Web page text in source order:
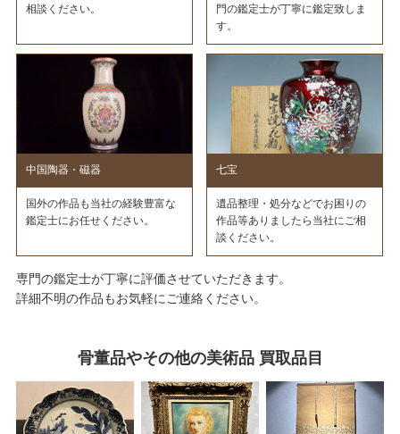
相談ください。
門の鑑定士が丁寧に鑑定致しま
す。
中国陶器・磁器
国外の作品も当社の経験豊富な
鑑定士にお任せください。
七宝
遺品整理・処分などでお困りの
作品等ありましたら当社にご相
談ください。
専門の鑑定士が丁寧に評価させていただきます。
詳細不明の作品もお気軽にご連絡ください。
骨董品やその他の美術品 買取品目